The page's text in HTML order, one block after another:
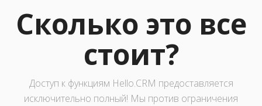
Сколько это все
стоит?
Доступ к функциям Hello.CRM предоставляется
исключительно полный! Мы против ограничения